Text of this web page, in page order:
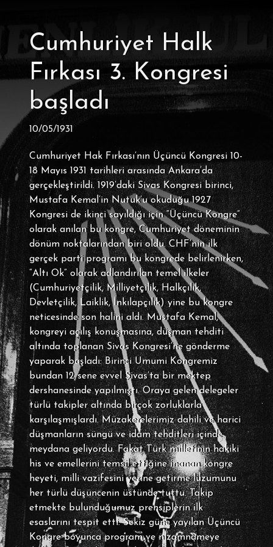
Cumhuriyet Halk
Fırkası 3. Kongresi
başladı
10/05/1931
Cumhuriyet Hak Fırkası’nın Üçüncü Kongresi 10-
18 Mayıs 1931 tarihleri arasında Ankara’da
gerçekleştirildi. 1919’daki Sivas Kongresi birinci,
Mustafa Kemal’in Nutuk’u okuduğu 1927
Kongresi de ikinci sayıldığı için “Üçüncü Kongre”
olarak anılan bu kongre, Cumhuriyet döneminin
dönüm noktalarından biri oldu. CHF’nin ilk
gerçek parti programı bu kongrede belirlenirken,
“Altı Ok” olarak adlandırılan temel ilkeler
(Cumhuriyetçilik, Milliyetçilik, Halkçılık,
Devletçilik, Laiklik, İnkılapçılık) yine bu kongre
neticesinde son halini aldı. Mustafa Kemal,
kongreyi açılış konuşmasına, düşman tehditi
altında toplanan Sivas Kongresi’ne gönderme
yaparak başladı: Birinci Umumi Kongremiz
bundan 12 sene evvel Sivas’ta bir mektep
dershanesinde yapılmıştı. Oraya gelen delegeler
türlü takipler altında birçok zorluklarla
karşılaşmışlardı. Müzakerelerimiz dahili ve harici
düşmanların süngü ve idam tehditleri içinde
meydana geliyordu. Fakat Türk milletinin hakiki
his ve emellerini temsil ettiğine inanan kongre
heyeti, milli vazifesini yerine getirme lüzumunu
her türlü düşüncenin üstünde tuttu. Takip
etmekte bulunduğumuz prensiplerin ilk
esaslarını tespit etti. Sekiz güne yayılan Üçüncü
Kongre boyunca program ve nizamnameye